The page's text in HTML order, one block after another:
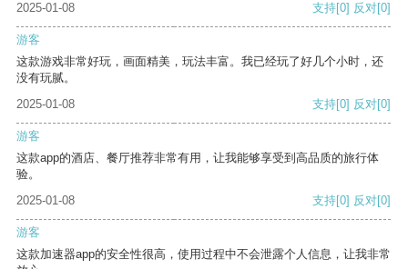
2025-01-08 支持[0] 反对[0]
游客
这款游戏非常好玩，画面精美，玩法丰富。我已经玩了好几个小时，还
没有玩腻。
2025-01-08
支持[0] 反对[0]
游客
这款app的酒店、餐厅推荐非常有用，让我能够享受到高品质的旅行体
验。
2025-01-08
支持[0] 反对[0]
游客
这款加速器app的安全性很高，使用过程中不会泄露个人信息，让我非常